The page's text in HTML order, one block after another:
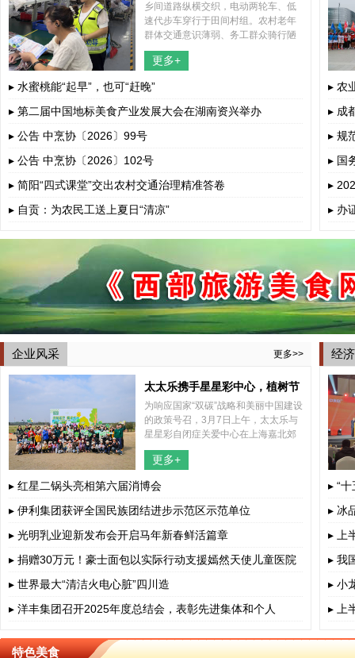
理精准答卷
乡间道路纵横交织，电动两轮车、低
速代步车穿行于田间村组。农村老年
群体交通意识薄弱、务工群众骑行陋
习突出、孩童上下学接送风险暗藏，
多重道路安全隐患交织叠加。
更多+
▸ 水蜜桃能“起早”，也可“赶晚”
▸ 第二届中国地标美食产业发展大会在湖南资兴举办
▸ 公告 中烹协〔2026〕99号
▸ 公告 中烹协〔2026〕102号
▸ 简阳“四式课堂”交出农村交通治理精准答卷
▸ 自贡：为农民工送上夏日“清凉”
▸ 农
▸ 成
▸ 规
▸ 国
若干
▸
▸ 办
企业风采 更多>>
太太乐携手星星彩中心，植树节
共植希望之树
为响应国家“双碳”战略和美丽中国建设
的政策号召，3月7日上午，太太乐与
星星彩自闭症关爱中心在上海嘉北郊
野公园内共同举办了一场别开生面的
2025年植树节特别活动，结合了植树
更多+
▸ 红星二锅头亮相第六届消博会
▸ 伊利集团获评全国民族团结进步示范区示范单位
▸ 光明乳业迎新发布会开启马年新春鲜活篇章
▸ 捐赠30万元！豪士面包以实际行动支援嫣然天使儿童医院
▸ 世界最大“清洁火电心脏”四川造
▸ 洋丰集团召开2025年度总结会，表彰先进集体和个人
经
▸ “
▸ 冰
▸ 上
▸ 我
▸ 小
▸ 上
特色美食